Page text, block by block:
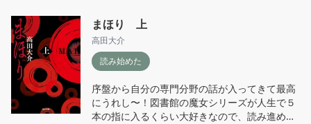
まほり 上
高田大介
読み始めた
序盤から自分の専門分野の話が入ってきて最高
にうれし〜！図書館の魔女シリーズが人生で５
本の指に入るくらい大好きなので、読み進める